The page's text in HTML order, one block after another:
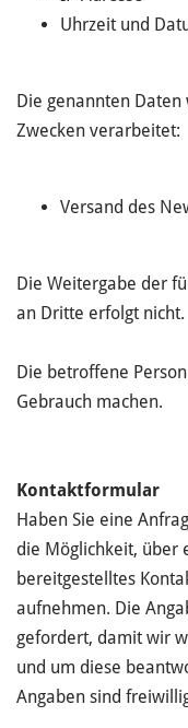
Uhrzeit und
Die genannten
Zwecken verarbeitet:
Versand des
Die Weitergabe der
an Dritte erfolgt nicht.
Die betroffene
Gebrauch machen.
Kontaktformular
Haben Sie eine
die Möglichkeit, über
bereitgestelltes
aufnehmen. Die
gefordert, damit wir
und um diese
Angaben sind